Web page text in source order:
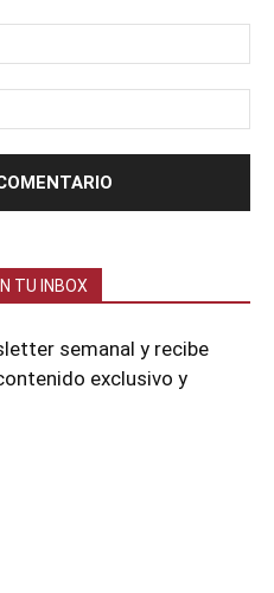
TU INBOX
semanal y recibe
exclusivo y